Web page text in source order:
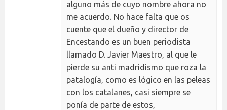
alguno más de cuyo nombre ahora no
me acuerdo. No hace falta que os
cuente que el dueño y director de
Encestando es un buen periodista
llamado D. Javier Maestro, al que le
pierde su anti madridismo que roza la
patalogía, como es lógico en las peleas
con los catalanes, casi siempre se
ponía de parte de estos,